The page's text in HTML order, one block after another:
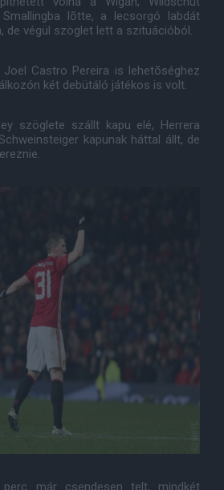
Smallingba lõtte, a lecsorgó labdát
de végül szöglet lett a szituációból.
Castro Pereira is lehetõséghez
két debütáló játékos is volt.
szöglete szállt kapu elé, Herrera
kapunak háttal állt, de
már csendesen telt, mindkét